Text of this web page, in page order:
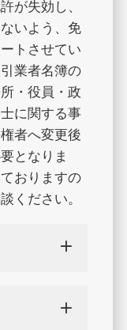
が失効し、
いよう、免
トさせてい
業者名簿の
・役員・政
に関する事
者へ変更後
となりま
おりますの
ください。